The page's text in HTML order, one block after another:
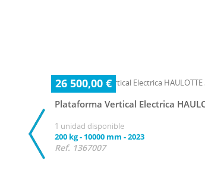
26 500,00 €
Plataforma Vertical Electrica
1 unidad disponible
200 kg- 10000 mm -2023
Ref. 1367007